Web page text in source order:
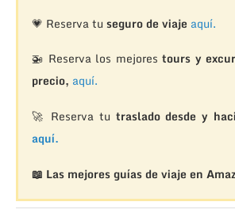
💗 Reserva tu seguro de viaje aquí.
🚁 Reserva los mejorestours y
precio, aquí.
🚀 Reserva tu traslado desde y
aquí.
📖 Las mejores guías de viaje en